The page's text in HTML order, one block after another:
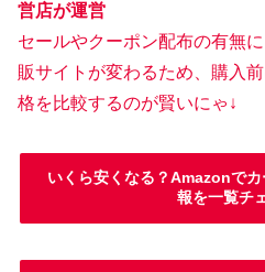
営店が運営
セールやクーポン配布の有無
販サイトが変わるため、購入
格を比較するのが賢いにゃ↓
いくら安くなる？Amazonで
報を一覧チ